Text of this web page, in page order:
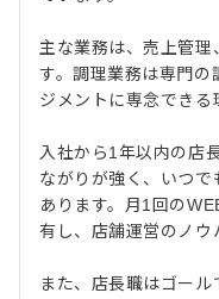
主な業務は、売上管
す。調理業務は専門の
ジメントに専念できる
入社から1年以内の店
ながりが強く、いつ
あります。月1回の
有し、店舗運営のノウ
また、店長職はゴー